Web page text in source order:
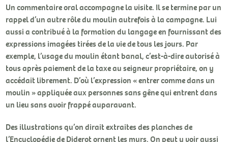
Un commentaire oral accompagne la visite. Il se termine par un
rappel d’un autre rôle du moulin autrefois à la campagne. Lui
aussi a contribué à la formation du langage en fournissant des
expressions imagées tirées de la vie de tous les jours. Par
exemple, l’usage du moulin étant banal, c’est-à-dire autorisé à
tous après paiement de la taxe au seigneur propriétaire, on y
accédait librement. D’où l’expression « entrer comme dans un
moulin » appliquée aux personnes sans gêne qui entrent dans
un lieu sans avoir frappé auparavant.
Des illustrations qu’on dirait extraites des planches de
l’Encyclopédie de Diderot ornent les murs. On peut y voir aussi